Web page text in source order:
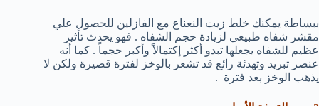
ببساطة يمكنك خلط زيت النعناع مع الفازلين للحصول علي
مقشر شفاه طبيعي لزيادة حجم الشفاه . فهو يحدث تأثير
عظيم للشفاه يجعلها تبدو أكثر إكتمالاً وأكبر حجماً . كما أنه
عنصر تبريد وتهدئة رائع قد تشعر بالوخز لفترة قصيرة ولكن لا
يذهب الوخز بعد فترة .